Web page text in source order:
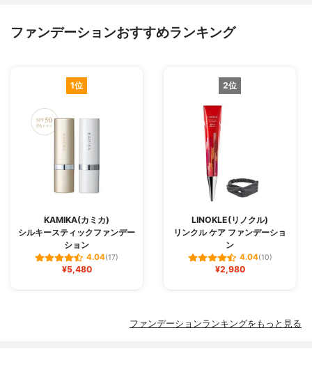
ファンデーションおすすめランキング
1位
KAMIKA(カミカ)
シルキースティックファンデー
ション
4.04(17)
¥5,480
2位
LINOKLE(リノクル)
リンクル ケア ファンデーショ
ン
4.04(10)
¥2,980
ファンデーションランキングをもっと見る